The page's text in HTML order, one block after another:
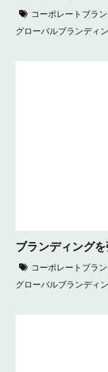
コーポレートブラ
グローバルブランディ
ブランディング
コーポレートブラ
グローバルブランディ